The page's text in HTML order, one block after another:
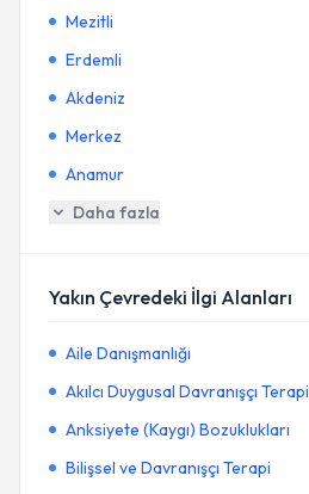
Mezitli
Erdemli
Akdeniz
Merkez
Anamur
Daha fazla
Yakın Çevredeki İlgi Alanları
Aile Danışmanlığı
Akılcı Duygusal Davranışçı Terapi
Anksiyete (Kaygı) Bozuklukları
Bilişsel ve Davranışçı Terapi